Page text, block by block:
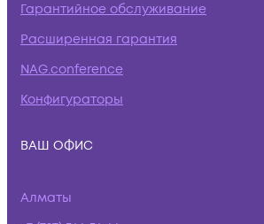
Гарантийное обслуживание
Расширенная гарантия
NAG.conference
Конфигураторы
ВАШ ОФИС
Алматы